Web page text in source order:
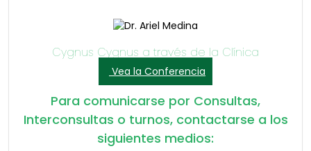
Cygnus Cygnus a través de la Clínica
Vea la Conferencia
Para comunicarse por Consultas,
Interconsultas o turnos, contactarse a los
siguientes medios: